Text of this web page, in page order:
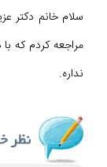
سلام خانم دکتر
مراجعه کردم که
نداره.